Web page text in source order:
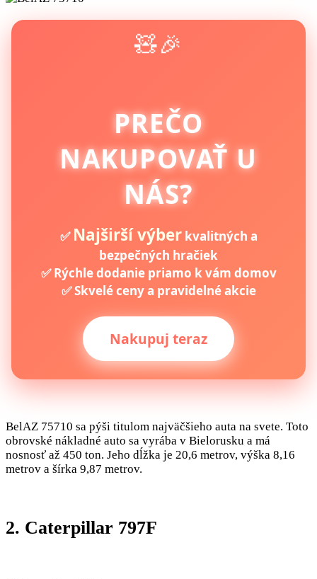
🧸🎉
PREČO
NAKUPOVAŤ U
NÁS?
✅ Najširší výberkvalitných a
bezpečných hračiek
✅ Rýchle dodanie priamo k vám domov
✅ Skvelé ceny a pravidelné akcie
Nakupuj teraz
BelAZ 75710 sa pýši titulom najväčšieho auta na svete. Toto
obrovské nákladné auto sa vyrába v Bielorusku a má
nosnosť až 450 ton. Jeho dĺžka je 20,6 metrov, výška 8,16
metrov a šírka 9,87 metrov.
2. Caterpillar 797F